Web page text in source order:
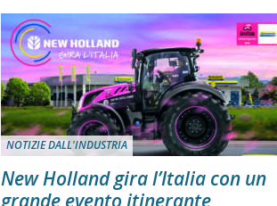
NOTIZIE DALL'INDUSTRIA
New Holland gira l’Italia con un
grande evento itinerante